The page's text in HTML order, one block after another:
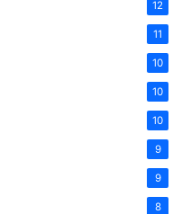
12
11
10
10
10
9
9
8